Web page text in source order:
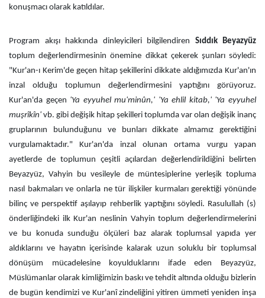
konuşmacı olarak katıldılar.
Program akışı hakkında dinleyicileri bilgilendiren Sıddık Beyazyüz
toplum değerlendirmesinin önemine dikkat çekerek şunları söyledi:
"Kur'an-ı Kerim'de geçen hitap şekillerini dikkate aldığımızda Kur'an'ın
inzal olduğu toplumun değerlendirmesini yaptığını görüyoruz.
Kur'an'da geçen 'Ya eyyuhel mu'minûn,' 'Ya ehlil kitab,' 'Ya eyyuhel
muşrîkîn' vb. gibi değişik hitap şekilleri toplumda var olan değişik inanç
gruplarının bulunduğunu ve bunları dikkate almamız gerektiğini
vurgulamaktadır." Kur'an'da inzal olunan ortama vurgu yapan
ayetlerde de toplumun çeşitli açılardan değerlendirildiğini belirten
Beyazyüz, Vahyin bu vesileyle de müntesiplerine yerleşik topluma
nasıl bakmaları ve onlarla ne tür ilişkiler kurmaları gerektiği yönünde
bilinç ve perspektif aşılayıp rehberlik yaptığını söyledi. Rasulullah (s)
önderliğindeki ilk Kur'an neslinin Vahyin toplum değerlendirmelerini
ve bu konuda sunduğu ölçüleri baz alarak toplumsal yapıda yer
aldıklarını ve hayatın içerisinde kalarak uzun soluklu bir toplumsal
dönüşüm mücadelesine koyulduklarını ifade eden Beyazyüz,
Müslümanlar olarak kimliğimizin baskı ve tehdit altında olduğu bizlerin
de bugün kendimizi ve Kur'anî zindeliğini yitiren ümmeti yeniden inşa